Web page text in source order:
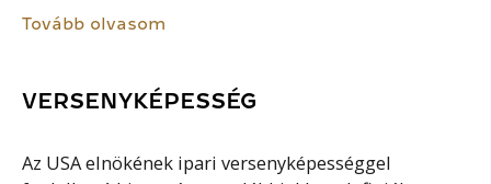
Tovább olvasom
VERSENYKÉPESSÉG
Az USA elnökének ipari versenyképességgel